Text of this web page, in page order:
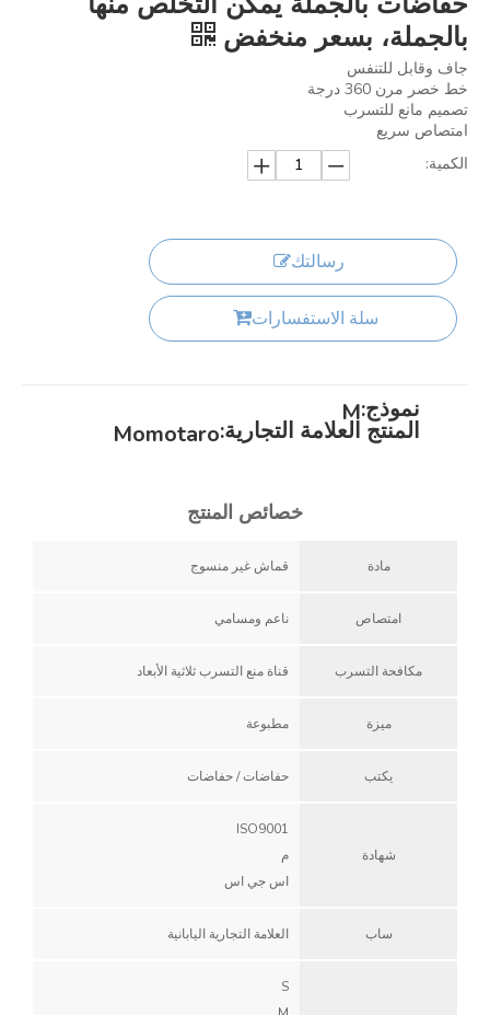
بالجملة، بسعر منخفض
جاف وقابل للتنفس
خط خصر مرن 360 درجة
تصميم مانع للتسرب
امتصاص سريع
الكمية:
رسالتك
سلة الاستفسارات
نموذج:M
المنتج العلامة التجارية:Momotaro
خصائص المنتج
مادة قماش غير منسوج
امتصاص ناعم ومسامي
مكافحة التسرب قناة منع التسرب ثلاثية الأبعاد
ميزة مطبوعة
يكتب حفاضات / حفاضات
شهادة
ISO9001
م
اس جي اس
ساب العلامة التجارية اليابانية
S